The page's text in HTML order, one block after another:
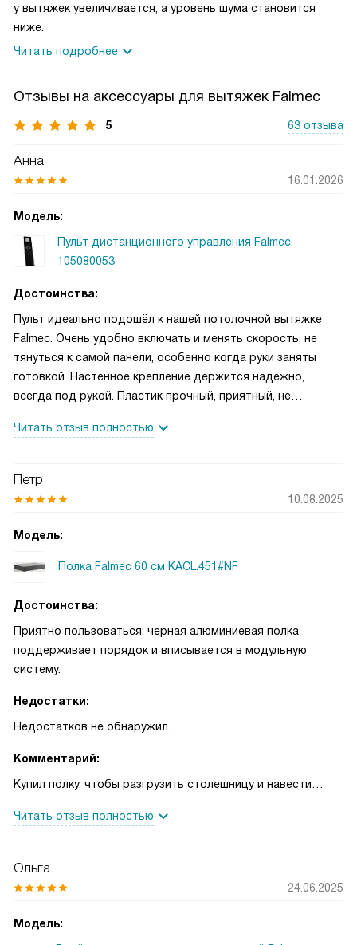
у вытяжек увеличивается, а уровень шума становится
ниже.
Читать подробнее
Отзывы на аксессуары для вытяжек Falmec
5 63 отзыва
Анна
16.01.2026
Модель:
Пульт дистанционного управления Falmec
105080053
Достоинства:
Пульт идеально подошёл к нашей потолочной вытяжке
Falmec. Очень удобно включать и менять скорость, не
тянуться к самой панели, особенно когда руки заняты
готовкой. Настенное крепление держится надёжно,
всегда под рукой. Пластик прочный, приятный, не
Читать отзыв полностью
Петр
10.08.2025
Модель:
Полка Falmec 60 см KACL.451#NF
Достоинства:
Приятно пользоваться: черная алюминиевая полка
поддерживает порядок и вписывается в модульную
систему.
Недостатки:
Недостатков не обнаружил.
Комментарий:
Купил полку, чтобы разгрузить столешницу и навести
насколько она пригодится, но уже в первые дни заметил
беспорядок. Черный цвет смотрится сдержанно, не
этом даёт ощущение прочности и практичности.
Читать отзыв полностью
Ольга
24.06.2025
Модель: